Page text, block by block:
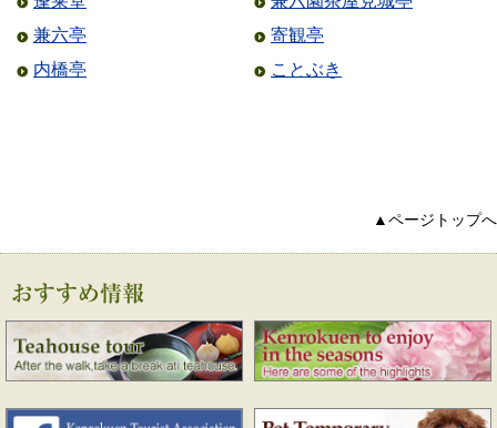
兼六亭
寄観亭
内橋亭
ことぶき
▲ページトップへ
おすすめ情報